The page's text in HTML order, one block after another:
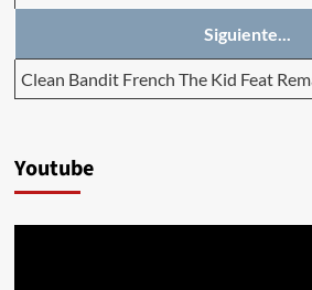
Siguiente...
Clean Bandit French The Kid Feat
Youtube